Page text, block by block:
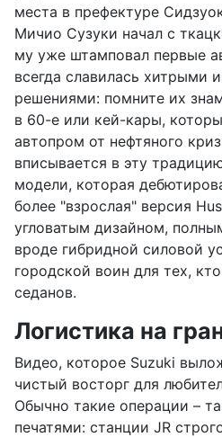
места в префектуре
Мичио Сузуки начал с
му уже штамповал первые
всегда славилась хитрыми
решениями: помните их
в 60-е или кей-кары,
автопром от нефтяного
вписывается в эту
модели, которая
более "взрослая" версия
угловатым дизайном,
вроде гибридной силовой
городской воин для тех,
седанов.
Логистика на
Видео, которое Suzuki
чистый восторг для
Обычно такие операции –
печатями: станции JR